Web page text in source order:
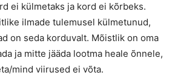
ei külmetaks ja kord ei kõrbeks.
ilmade tulemusel külmetunud,
on seda korduvalt. Mõistlik on oma
ja mitte jääda lootma heale õnnele,
mind viirused ei võta.